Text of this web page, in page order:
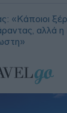
«Κάποιοι
αλλά η